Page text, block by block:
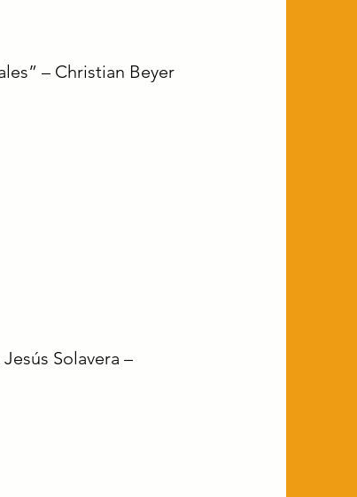
– Christian Beyer
Solavera –